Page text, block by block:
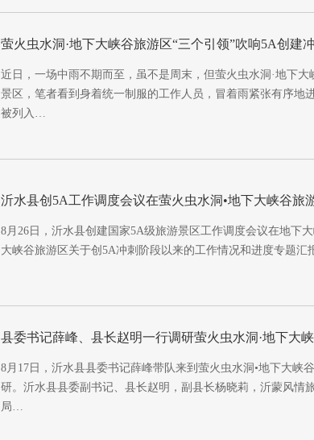
萤火虫水洞·地下大峡谷旅游区“三个引领”吹响5A创建
近日，一场中雨不期而至，虽不是周末，但萤火虫水洞·地下
景区，笔者看到身着统一制服的工作人员，冒着雨紧张有序地
被列入…
沂水县创5A工作调度会议在萤火虫水洞•地下大峡谷旅
8月26日，沂水县创建国家5A级旅游景区工作调度会议在地下
大峡谷旅游区关于创5A冲刺阶段以来的工作情况和进度专题
县委书记薛峰、县长赵明一行调研萤火虫水洞·地下大
8月17日，沂水县县委书记薛峰带队来到萤火虫水洞•地下大峡
研。沂水县县委副书记、县长赵明，副县长杨晓莉，沂蒙风情
局…